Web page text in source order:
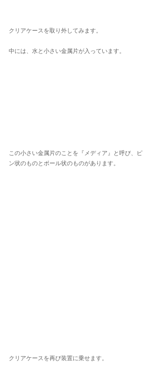
クリアケースを取り外してみます。
中には、水と小さい金属片が入っています。
この小さい金属片のことを『メディア』と呼び、ピ
ン状のものとボール状のものがあります。
クリアケースを再び装置に乗せます。